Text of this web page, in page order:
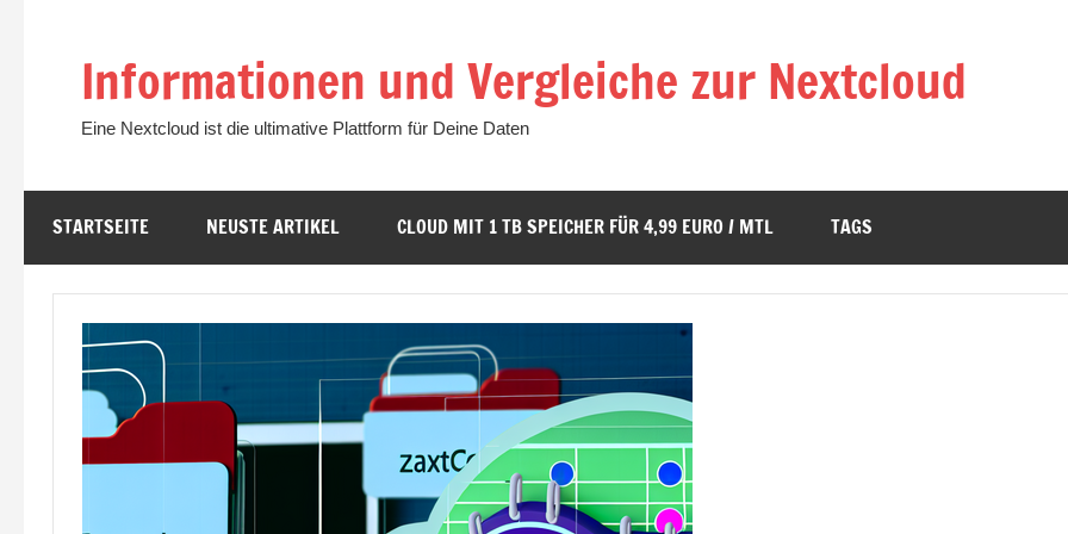
Informationen und Vergleiche zur Nextcloud
Eine Nextcloud ist die ultimative Plattform für Deine Daten
STARTSEITE NEUSTE ARTIKEL CLOUD MIT 1 TB SPEICHER FÜR 4,99 EURO / MTL TAGS